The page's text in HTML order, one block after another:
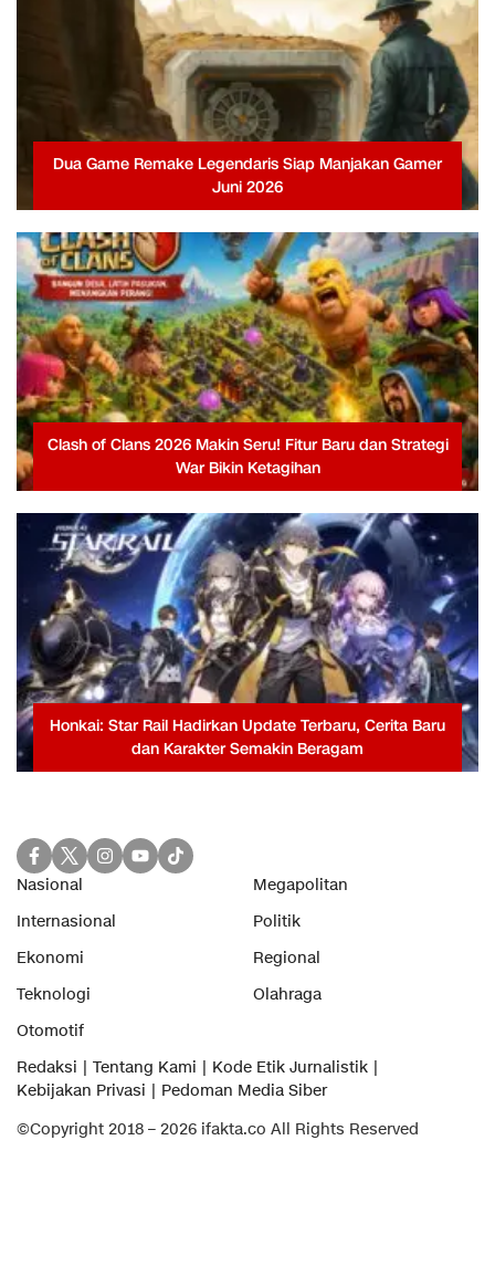
Dua Game Remake Legendaris Siap Manjakan Gamer
Juni 2026
Clash of Clans 2026 Makin Seru! Fitur Baru dan Strategi
War Bikin Ketagihan
Honkai: Star Rail Hadirkan Update Terbaru, Cerita Baru
dan Karakter Semakin Beragam
Nasional
Megapolitan
Internasional
Politik
Ekonomi
Regional
Teknologi
Olahraga
Otomotif
Redaksi
Tentang Kami
Kode Etik Jurnalistik
Kebijakan Privasi
Pedoman Media Siber
©Copyright 2018 – 2026 ifakta.co All Rights Reserved